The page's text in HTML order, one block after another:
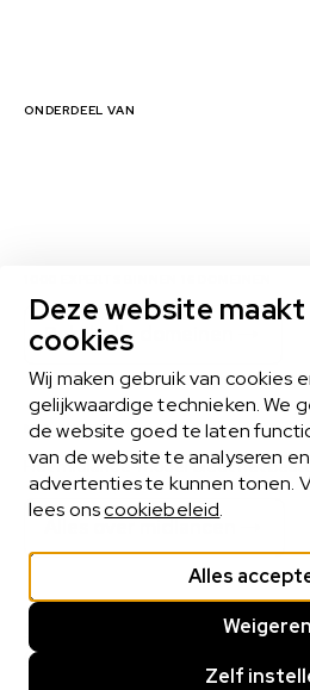
Deze website
cookies
Wij maken gebruik van cookies
gelijkwaardige technieken. We
de website goed te laten
van de website te analyseren
advertenties te kunnen tonen.
lees onscookiebeleid.
Alles
Weigeren
Zelf
ONDERDEEL VAN
Bekijk alle domeinen
MIDLANCEN
Het midlance-model biedt het
Alles over midlancen
Cookies beheren